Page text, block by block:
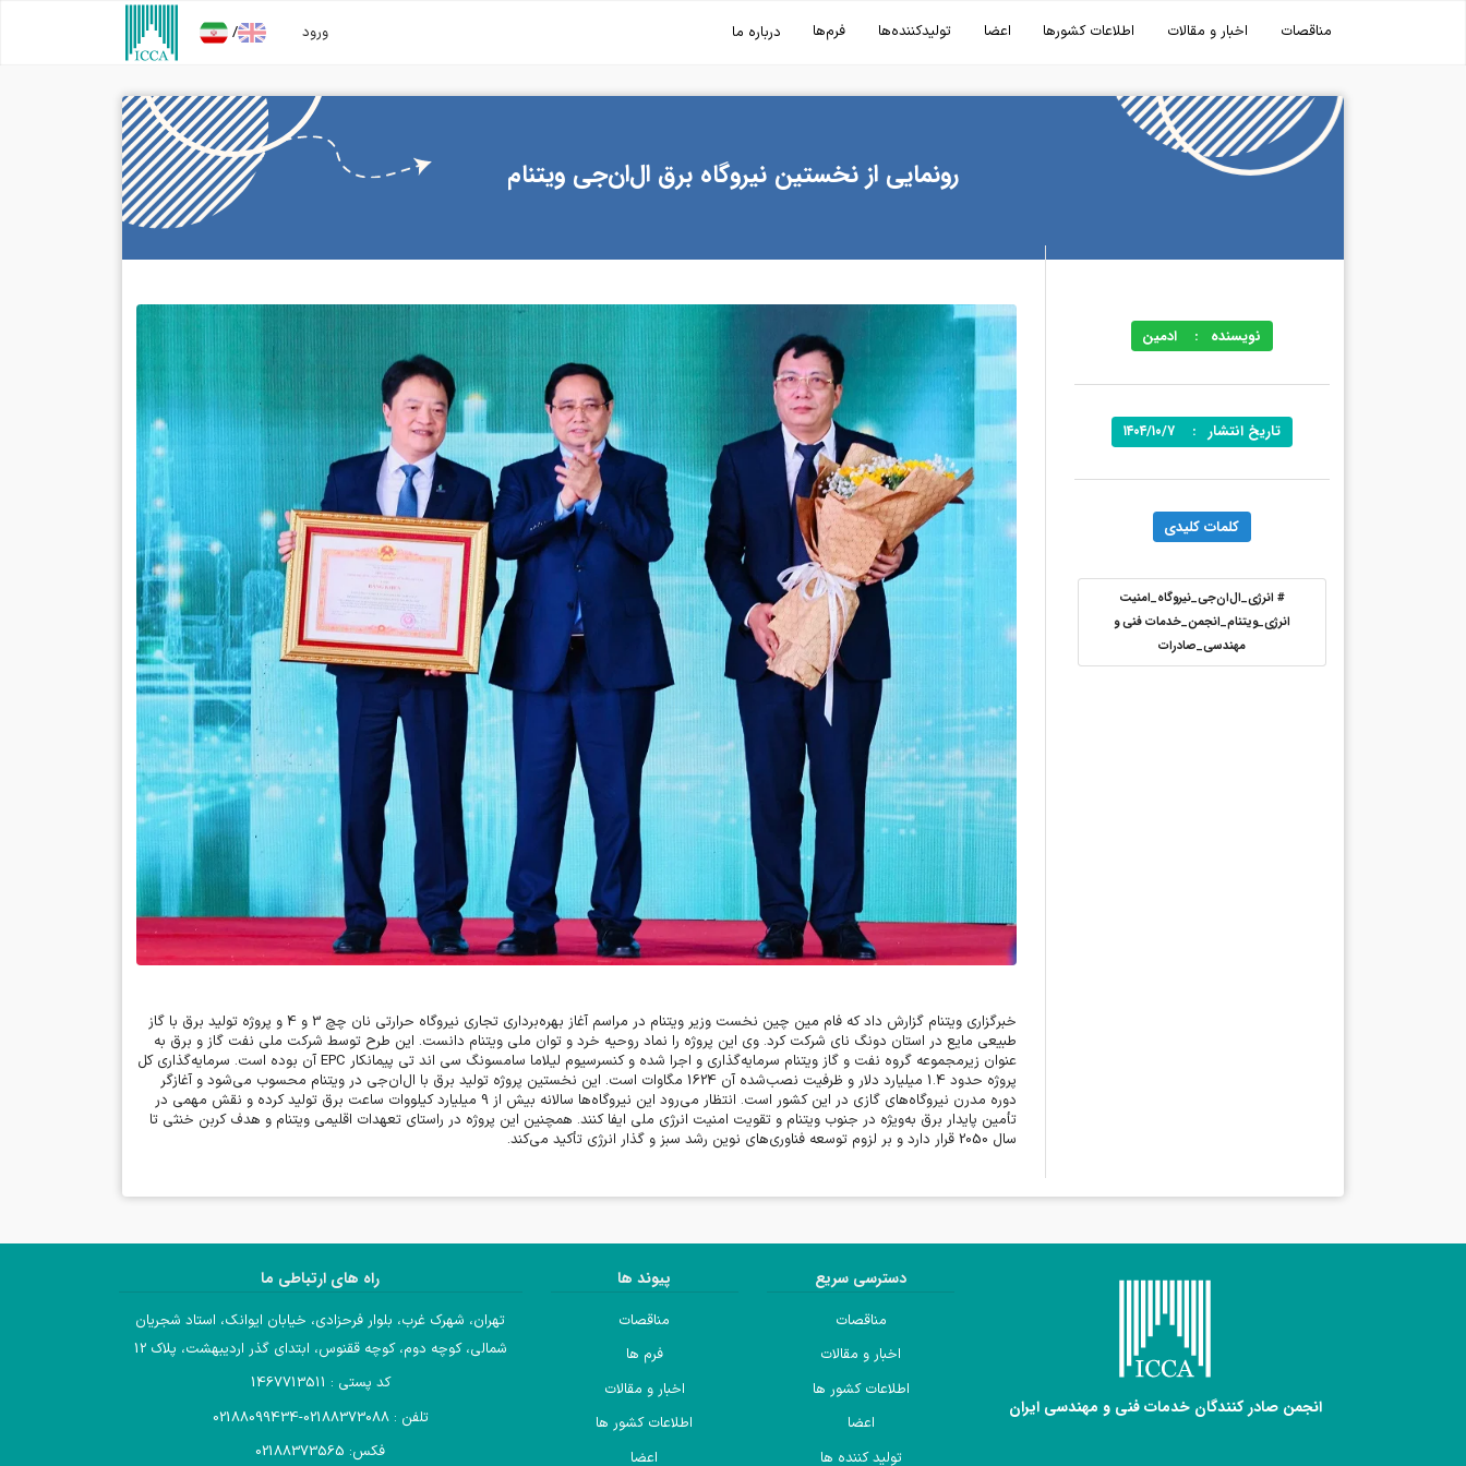
مناقصات اخبار و مقالات اطلاعات کشورها اعضا تولیدکننده‌ها فرم‌ها درباره ما ورود /
رونمایی از نخستین نیروگاه برق ال‌ان‌جی ویتنام
نویسنده : ادمین
تاریخ انتشار :۱۴۰۴/۱۰/۷
کلمات کلیدی
# انرژی_ال‌ان‌جی_نیروگاه_امنیت
انرژی_ویتنام_انجمن_خدمات فنی و
مهندسی_صادرات
خبرگزاری ویتنام گزارش داد که فام مین چین نخست وزیر ویتنام در مراسم آغاز بهره‌برداری تجاری نیروگاه حرارتی نان چچ 3 و 4 و پروژه تولید برق با گاز
طبیعی مایع در استان دونگ نای شرکت کرد. وی این پروژه را نماد روحیه خرد و توان ملی ویتنام دانست. این طرح توسط شرکت ملی نفت گاز و برق به
عنوان زیرمجموعه گروه نفت و گاز ویتنام سرمایه‌گذاری و اجرا شده و کنسرسیوم لیلاما سامسونگ سی اند تی پیمانکار EPC آن بوده است. سرمایه‌گذاری کل
پروژه حدود 1.4 میلیارد دلار و ظرفیت نصب‌شده آن 1624 مگاوات است. این نخستین پروژه تولید برق با ال‌ان‌جی در ویتنام محسوب می‌شود و آغازگر
دوره مدرن نیروگاه‌های گازی در این کشور است. انتظار می‌رود این نیروگاه‌ها سالانه بیش از 9 میلیارد کیلووات ساعت برق تولید کرده و نقش مهمی در
تأمین پایدار برق به‌ویژه در جنوب ویتنام و تقویت امنیت انرژی ملی ایفا کنند. همچنین این پروژه در راستای تعهدات اقلیمی ویتنام و هدف کربن خنثی تا
سال 2050 قرار دارد و بر لزوم توسعه فناوری‌های نوین رشد سبز و گذار انرژی تأکید می‌کند
.
انجمن صادر کنندگان خدمات فنی و مهندسی ایران
دسترسی سریع
مناقصات
اخبار و مقالات
اطلاعات کشور ها
اعضا
تولید کننده ها
پیوند ها
مناقصات
فرم ها
اخبار و مقالات
اطلاعات کشور ها
اعضا
راه های ارتباطی ما
تهران، شهرک غرب، بلوار فرحزادی، خیابان ایوانک، استاد شجریان
شمالی، کوچه دوم، کوچه ققنوس، ابتدای گذر اردیبهشت، پلاک 12
کد پستی : 1467713511
تلفن : 02188373088-02188099434
فکس: 02188373565